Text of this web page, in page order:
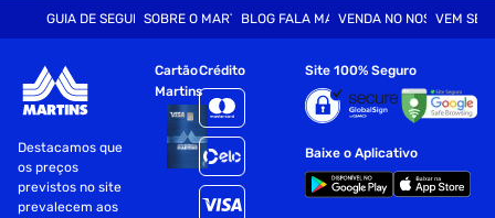
GUIA DE SEGURANÇASOBRE O MARTINSBLOG FALA MARTVENDA NO NOSSO SITE
VEM SER
Destacamos que
os preços
previstos no site
prevalecem aos
Cartão
Martins
Crédito Site 100% Seguro
Baixe o Aplicativo